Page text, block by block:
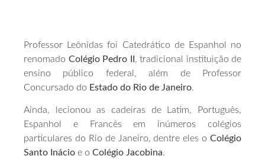
Professor Leônidas foi Catedrático de Espanhol no
renomado Colégio Pedro II , tradicional instituição de
ensino público federal, além de Professor
Concursado do Estado do Rio de Janeiro.
Ainda, lecionou as cadeiras de Latim, Português,
Espanhol e Francês em inúmeros colégios
particulares do Rio de Janeiro, dentre eles o Colégio
Santo Inácio e o Colégio Jacobina.